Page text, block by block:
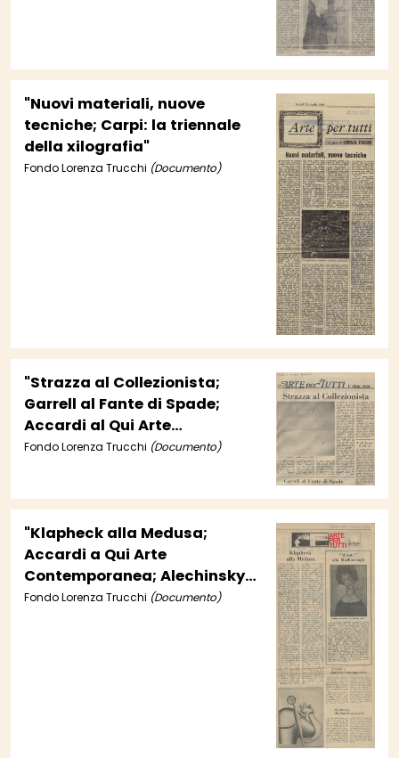
"Nuovi materiali, nuove
tecniche; Carpi: la triennale
della xilografia"
Fondo Lorenza Trucchi (Documento)
"Strazza al Collezionista;
Garrell al Fante di Spade;
Accardi al Qui Arte
Contemporanea; Monachesi
Visive; Notiziario"
Fondo Lorenza Trucchi (Documento)
"Klapheck alla Medusa;
Accardi a Qui Arte
Contemporanea; Alechinsky
alla San Sebastianello; Arte
Fondo Lorenza Trucchi (Documento)